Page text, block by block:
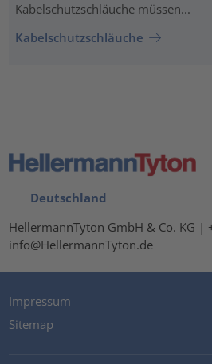
Kabelschutzschläuche müssen...
Kabelschutzschläuche
Deutschland
HellermannTyton GmbH & Co. KG |
info@HellermannTyton.de
Impressum
Sitemap